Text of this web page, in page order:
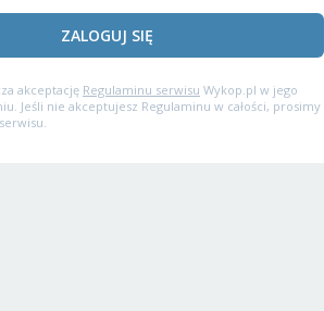
ZALOGUJ SIĘ
akceptację Regulaminu serwisu Wykop.pl w jego
Jeśli nie akceptujesz Regulaminu w całości, prosimy